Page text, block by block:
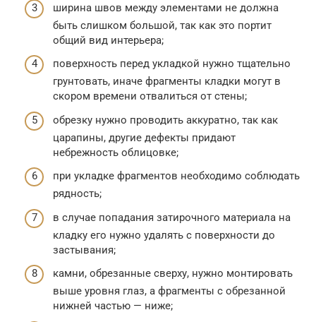
ширина швов между элементами не должна
быть слишком большой, так как это портит
общий вид интерьера;
поверхность перед укладкой нужно тщательно
грунтовать, иначе фрагменты кладки могут в
скором времени отвалиться от стены;
обрезку нужно проводить аккуратно, так как
царапины, другие дефекты придают
небрежность облицовке;
при укладке фрагментов необходимо соблюдать
рядность;
в случае попадания затирочного материала на
кладку его нужно удалять с поверхности до
застывания;
камни, обрезанные сверху, нужно монтировать
выше уровня глаз, а фрагменты с обрезанной
нижней частью — ниже;